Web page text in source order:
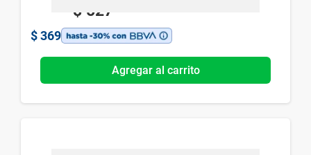
$ 527
$ 369
Agregar al carrito